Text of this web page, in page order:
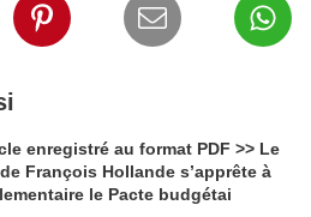
enregistré au format PDF >> Le
François Hollande s’apprête à
le Pacte budgétai